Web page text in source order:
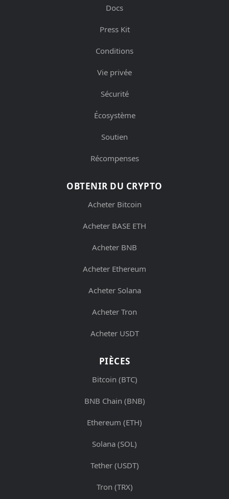
Docs
Press Kit
Conditions
Vie privée
Sécurité
Écosystème
Soutien
Récompenses
OBTENIR DU CRYPTO
Acheter Bitcoin
Acheter BASE ETH
Acheter BNB
Acheter Ethereum
Acheter Solana
Acheter Tron
Acheter USDT
PIÈCES
Bitcoin (BTC)
BNB Chain (BNB)
Ethereum (ETH)
Solana (SOL)
Tether (USDT)
Tron (TRX)